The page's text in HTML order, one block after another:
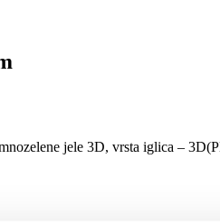
jele 3D, vrsta iglica –